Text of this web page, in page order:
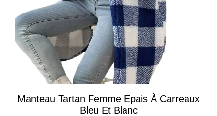
Manteau Tartan Femme Epais À Carreaux
Bleu Et Blanc